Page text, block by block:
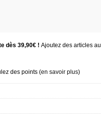
dès 39,90€ ! Ajoutez des articles au
des points (en savoir plus)